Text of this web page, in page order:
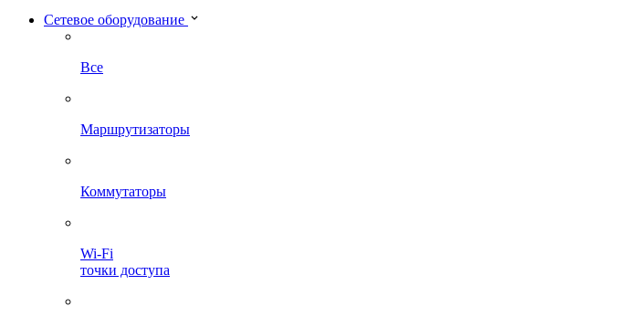
Сетевое оборудование
Все
Маршрутизаторы
Коммутаторы
Wi-Fi
точки доступа